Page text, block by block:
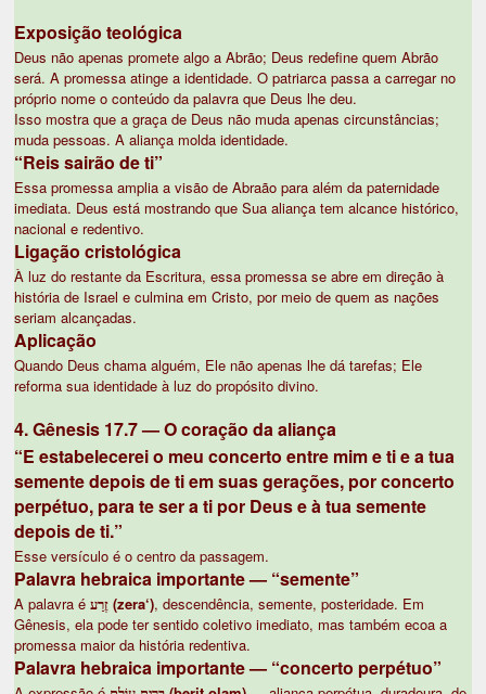
Exposição teológica
Deus não apenas promete algo a Abrão; Deus redefine quem Abrão
será. A promessa atinge a identidade. O patriarca passa a carregar no
próprio nome o conteúdo da palavra que Deus lhe deu.
Isso mostra que a graça de Deus não muda apenas circunstâncias;
muda pessoas. A aliança molda identidade.
“Reis sairão de ti”
Essa promessa amplia a visão de Abraão para além da paternidade
imediata. Deus está mostrando que Sua aliança tem alcance histórico,
nacional e redentivo.
Ligação cristológica
À luz do restante da Escritura, essa promessa se abre em direção à
história de Israel e culmina em Cristo, por meio de quem as nações
seriam alcançadas.
Aplicação
Quando Deus chama alguém, Ele não apenas lhe dá tarefas; Ele
reforma sua identidade à luz do propósito divino.
4. Gênesis 17.7 — O coração da aliança
“E estabelecerei o meu concerto entre mim e ti e a tua
semente depois de ti em suas gerações, por concerto
perpétuo, para te ser a ti por Deus e à tua semente
depois de ti.”
Esse versículo é o centro da passagem.
Palavra hebraica importante — “semente”
A palavra é זֶרַע (zera‘), descendência, semente, posteridade. Em
Gênesis, ela pode ter sentido coletivo imediato, mas também ecoa a
promessa maior da história redentiva.
Palavra hebraica importante — “concerto perpétuo”